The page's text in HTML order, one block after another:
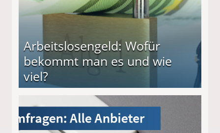
Arbeitslosengeld: Wofür
bekommt man es und wie
viel?
und wie viel?